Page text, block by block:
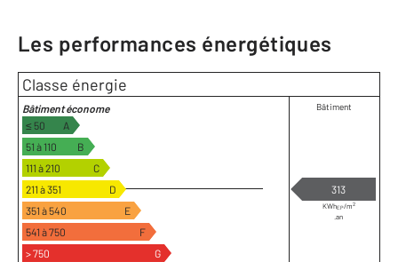
Les performances énergétiques
Classe énergie
Bâtiment économe
≤ 50
A
51 à 110
B
111 à 210
C
211 à 351
D
351 à 540
E
541 à 750
F
> 750
G
Bâtiment
313
KWhEP/m2
.an